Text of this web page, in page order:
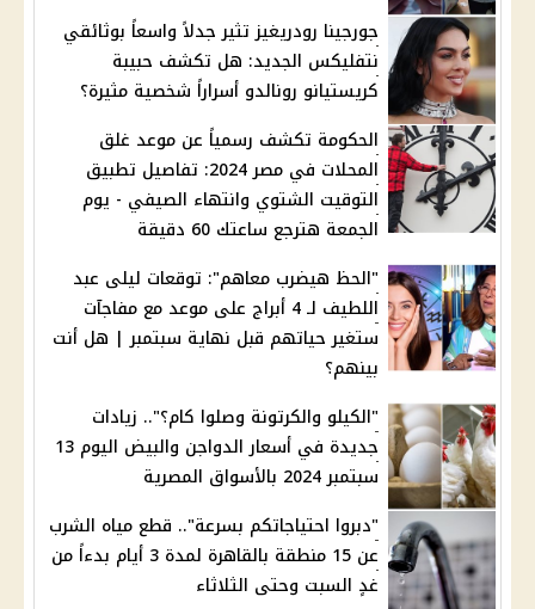
جورجينا رودريغيز تثير جدلاً واسعاً بوثائقي
نتفليكس الجديد: هل تكشف حبيبة
كريستيانو رونالدو أسراراً شخصية مثيرة؟
الحكومة تكشف رسمياً عن موعد غلق
المحلات في مصر 2024: تفاصيل تطبيق
التوقيت الشتوي وانتهاء الصيفي - يوم
الجمعة هترجع ساعتك 60 دقيقة
"الحظ هيضرب معاهم": توقعات ليلى عبد
اللطيف لـ 4 أبراج على موعد مع مفاجآت
ستغير حياتهم قبل نهاية سبتمبر | هل أنت
بينهم؟
"الكيلو والكرتونة وصلوا كام؟".. زيادات
جديدة في أسعار الدواجن والبيض اليوم 13
سبتمبر 2024 بالأسواق المصرية
"دبروا احتياجاتكم بسرعة".. قطع مياه الشرب
عن 15 منطقة بالقاهرة لمدة 3 أيام بدءاً من
غدٍ السبت وحتى الثلاثاء